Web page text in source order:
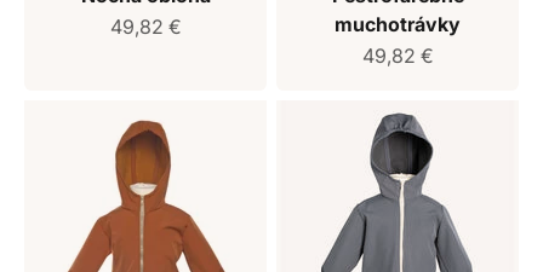
Predajná cena
49,82 €
muchotrávky
Predajná cena
49,82 €